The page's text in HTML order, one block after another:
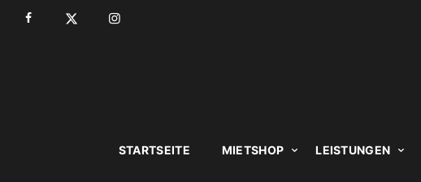
Zum
STARTSEITE MIETSHOP LEISTUNGEN